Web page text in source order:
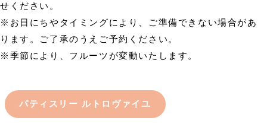
せください。
※お日にちやタイミングにより、ご準備できない場合があ
ります。ご了承のうえご予約ください。
※季節により、フルーツが変動いたします。
パティスリー ルトロヴァイユ